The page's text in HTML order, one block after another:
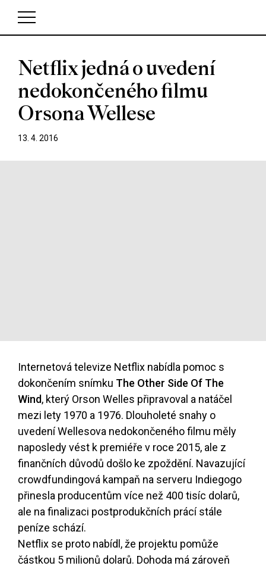
V košíku zatím nemáte žádné položky.
Netflix jedná o uvedení
nedokončeného filmu
Orsona Wellese
13. 4. 2016
Internetová televize Netflix nabídla pomoc s
dokončením snímku The Other Side Of The
Wind, který Orson Welles připravoval a natáčel
mezi lety 1970 a 1976. Dlouholeté snahy o
uvedení Wellesova nedokončeného filmu měly
naposledy vést k premiéře v roce 2015, ale z
finančních důvodů došlo ke zpoždění. Navazující
crowdfundingová kampaň na serveru Indiegogo
přinesla producentům více než 400 tisíc dolarů,
ale na finalizaci postprodukčních prácí stále
peníze schází.
Netflix se proto nabídl, že projektu pomůže
částkou 5 milionů dolarů. Dohoda má zároveň